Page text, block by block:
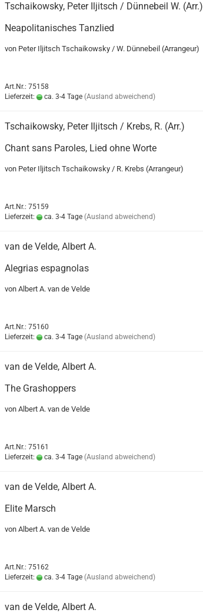
Tschaikowsky, Peter Iljitsch / Dünnebeil W. (Arr.)
Neapolitanisches Tanzlied
von Peter Iljitsch Tschaikowsky / W. Dünnebeil (Arrangeur)
Art.Nr.: 75158
Lieferzeit:
ca. 3-4 Tage (Ausland abweichend)
Tschaikowsky, Peter Iljitsch / Krebs, R. (Arr.)
Chant sans Paroles, Lied ohne Worte
von Peter Iljitsch Tschaikowsky / R. Krebs (Arrangeur)
Art.Nr.: 75159
Lieferzeit:
ca. 3-4 Tage (Ausland abweichend)
van de Velde, Albert A.
Alegrias espagnolas
von Albert A. van de Velde
Art.Nr.: 75160
Lieferzeit:
ca. 3-4 Tage (Ausland abweichend)
van de Velde, Albert A.
The Grashoppers
von Albert A. van de Velde
Art.Nr.: 75161
Lieferzeit:
ca. 3-4 Tage (Ausland abweichend)
van de Velde, Albert A.
Elite Marsch
von Albert A. van de Velde
Art.Nr.: 75162
Lieferzeit:
ca. 3-4 Tage (Ausland abweichend)
van de Velde, Albert A.